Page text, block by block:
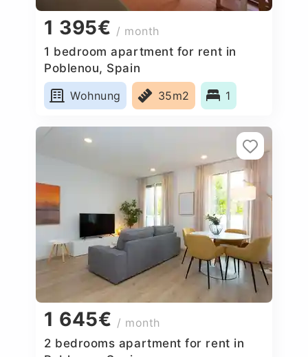
1 395€ / month
1 bedroom apartment for rent in
Poblenou, Spain
Wohnung
35m2 1
1 645€ / month
2 bedrooms apartment for rent in